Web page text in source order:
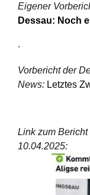
Eigener
Dessau: Noch
.
Vorbericht der
News: Letztes
Link zum
10.04.2025: